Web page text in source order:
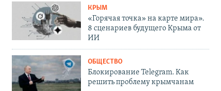
КРЫМ
«Горячая точка» на карте мира».
8 сценариев будущего Крыма от
ИИ
ОБЩЕСТВО
Блокирование Telegram. Как
решить проблему крымчанам